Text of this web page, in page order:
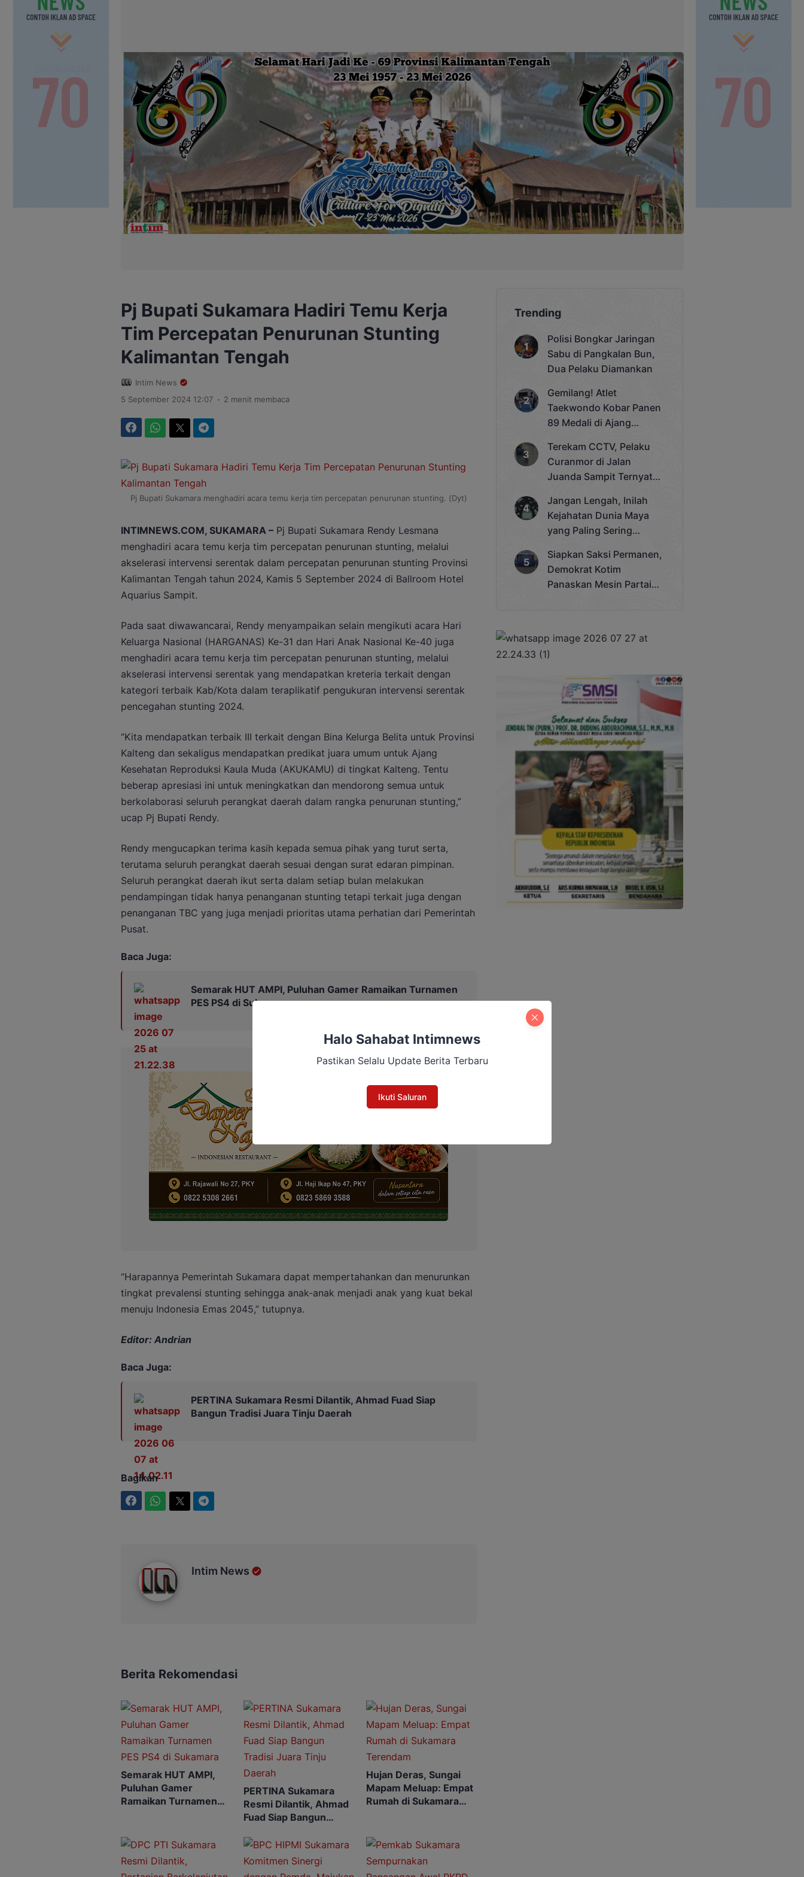
Pj Bupati Sukamara Hadiri Temu Kerja
Tim Percepatan Penurunan Stunting
Kalimantan Tengah
Intim News
5 September 2024 12:07 . 2 menit membaca
Pj Bupati Sukamara menghadiri acara temu kerja tim percepatan penurunan stunting. (Dyt)
INTIMNEWS.COM, SUKAMARA –Pj Bupati Sukamara Rendy Lesmana
menghadiri acara temu kerja tim percepatan penurunan stunting, melalui
akselerasi intervensi serentak dalam percepatan penurunan stunting Provinsi
Kalimantan Tengah tahun 2024, Kamis 5 September 2024 di Ballroom Hotel
Aquarius Sampit.
Pada saat diwawancarai, Rendy menyampaikan selain mengikuti acara Hari
Keluarga Nasional (HARGANAS) Ke-31 dan Hari Anak Nasional Ke-40 juga
menghadiri acara temu kerja tim percepatan penurunan stunting, melalui
akselerasi intervensi serentak yang mendapatkan kreteria terkait dengan
kategori terbaik Kab/Kota dalam teraplikatif pengukuran intervensi serentak
pencegahan stunting 2024.
“Kita mendapatkan terbaik III terkait dengan Bina Kelurga Belita untuk Provinsi
Kalteng dan sekaligus mendapatkan predikat juara umum untuk Ajang
Kesehatan Reproduksi Kaula Muda (AKUKAMU) di tingkat Kalteng. Tentu
beberap apresiasi ini untuk meningkatkan dan mendorong semua untuk
berkolaborasi seluruh perangkat daerah dalam rangka penurunan stunting,”
ucap Pj Bupati Rendy.
Rendy mengucapkan terima kasih kepada semua pihak yang turut serta,
terutama seluruh perangkat daerah sesuai dengan surat edaran pimpinan.
Seluruh perangkat daerah ikut serta dalam setiap bulan melakukan
pendampingan tidak hanya penanganan stunting tetapi terkait juga dengan
penanganan TBC yang juga menjadi prioritas utama perhatian dari Pemerintah
Pusat.
Baca Juga:
Semarak HUT AMPI, Puluhan Gamer Ramaikan Turnamen
PES PS4 di Sukamara
“Harapannya Pemerintah Sukamara dapat mempertahankan dan menurunkan
tingkat prevalensi stunting sehingga anak-anak menjadi anak yang kuat bekal
menuju Indonesia Emas 2045,” tutupnya.
Editor: Andrian
Baca Juga:
PERTINA Sukamara Resmi Dilantik, Ahmad Fuad Siap
Bangun Tradisi Juara Tinju Daerah
Bagikan
Intim News
Berita Rekomendasi
Semarak HUT AMPI,
Puluhan Gamer
Ramaikan Turnamen
PERTINA Sukamara
Resmi Dilantik, Ahmad
Fuad Siap Bangun
Daerah
Hujan Deras, Sungai
Mapam Meluap: Empat
Rumah di Sukamara
Trending
Polisi Bongkar Jaringan
Sabu di Pangkalan Bun,
Dua Pelaku Diamankan
Gemilang! Atlet
Taekwondo Kobar Panen
89 Medali di Ajang
Cup 2025
Terekam CCTV, Pelaku
Curanmor di Jalan
Juanda Sampit Ternyata
Jangan Lengah, Inilah
Kejahatan Dunia Maya
yang Paling Sering
Siapkan Saksi Permanen,
Demokrat Kotim
Panaskan Mesin Partai
Halo Sahabat Intimnews
Pastikan Selalu Update Berita Terbaru
Ikuti Saluran